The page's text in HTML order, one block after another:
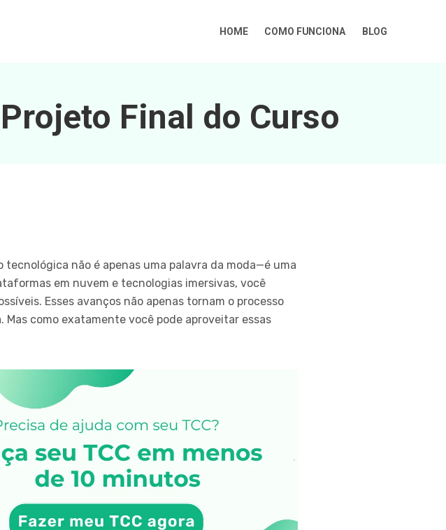
HOME COMO FUNCIONA BLOG
Final do Curso
não é apenas uma palavra da moda—é uma
em nuvem e tecnologias imersivas, você
Esses avanços não apenas tornam o processo
Mas como exatamente você pode aproveitar essas